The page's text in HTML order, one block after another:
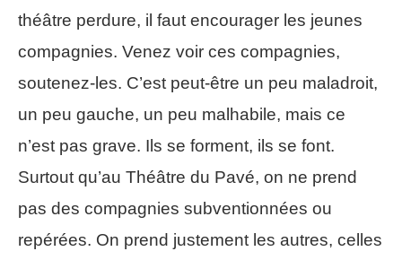
théâtre perdure, il faut encourager les jeunes
compagnies. Venez voir ces compagnies,
soutenez-les. C’est peut-être un peu maladroit,
un peu gauche, un peu malhabile, mais ce
n’est pas grave. Ils se forment, ils se font.
Surtout qu’au Théâtre du Pavé, on ne prend
pas des compagnies subventionnées ou
repérées. On prend justement les autres, celles